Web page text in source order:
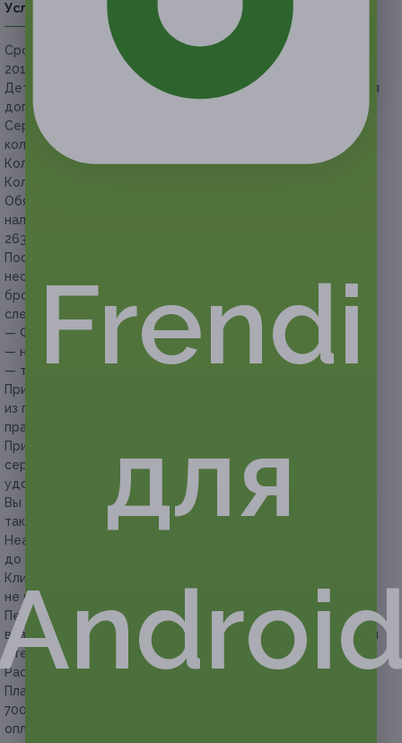
Условия Описание Гарантии Адреса Вопросы
Срок действия сертификатов:с 28 декабря
2017 г. до 28 февраля 2018 г. (включительно).
Дети до 6 лет проживают бесплатно (без предоставления
дополнительного места и завтрака).
Сертификаты могут суммироваться (суммируется
количество ночей).
Количество мест в отеле по акции ограничено.
Количество сертификатов по акции строго ограничено.
Обязательно перед покупкой сертификата уточнить
наличие мест на интересующую дату
263-70-30 и сделать предварительное бронирование.
После уточнения наличия мест (в тот же день)
необходимо купить сертификат и завершить
бронирование, сообщив представителям отеля
следующую информацию:
— ФИО всех проживающих гостей,
— номер сертификата,
— телефон для связи.
При нарушении условия бронирования по одному
из пунктов администрация отеля оставляет за собой
право отказать в предоставлении услуги.
При заезде обязательно необходимо иметь при себе
сертификат с читаемым пин-кодом и документ,
удостоверяющий личность на каждого гостя.
Вы можете предъявить сертификат как в распечатанном,
так и в электронном виде.
Неактивированный сертификат можно вернуть
до окончания его срока действия.
Клиент обязан сообщить об отмене или переносе записи
не менее чем за 24 часа.
Перенести дату заезда или отменить бронирование
возможно только с письменного согласия представителей
отеля.
Расчетный час:
заезд — с 12:00, выезд — до 12:00.
Плата за дополнительное место взимается по цене
700 руб. за сутки (без завтрака). Завтрак в этом случае
оплачивается отдельно — 250 руб. с человека.
Frendi
для